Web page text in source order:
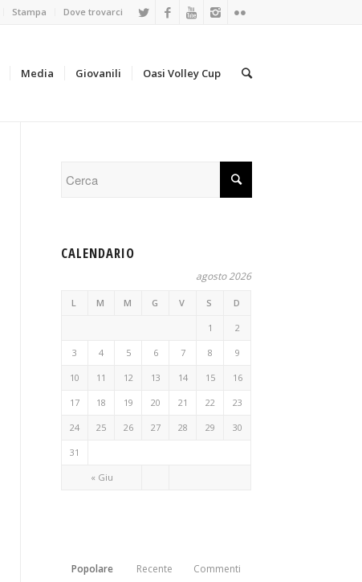
Stampa Dove trovarci
Media Giovanili Oasi Volley Cup
CALENDARIO
agosto 2026
L M M G V S D
« Giu
1 2
3 4 5 6 7 8 9
10 11 12 13 14 15 16
17 18 19 20 21 22 23
24 25 26 27 28 29 30
31
Popolare Recente Commenti